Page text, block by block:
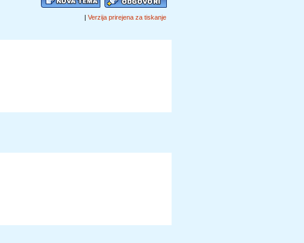
| Verzija prirejena za tiskanje